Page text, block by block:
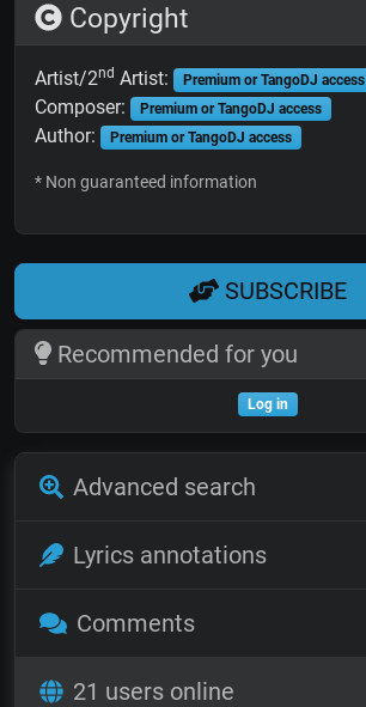
Copyright
Artist/2nd Artist: Premium or TangoDJ access
Composer: Premium or TangoDJ access
Author: Premium or TangoDJ access
* Non guaranteed information
SUBSCRIBE
Recommended for you
Log in
Advanced search
Lyrics annotations
Comments
21 users online